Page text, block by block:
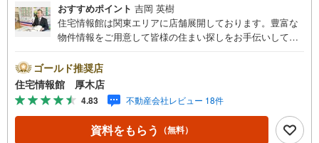
に
保
る
おすすめポイント 吉岡 英樹
住宅情報館は関東エリアに店舗展開しております。豊富な
物件情報をご用意して皆様の住まい探しをお手伝いしてお
さい。住宅ローン相談会も同時開催中無理のない住宅ロー
ンの試算やご購入の際にかかる諸費用の概算も行っており
ます。しっかりとした資金計画のアドバイスをさせて頂き
ますので、お気軽にご相談ください。
ゴールド推奨店
住宅情報館 厚木店
4.83 不動産会社レビュー 18件
資料をもらう （無料）